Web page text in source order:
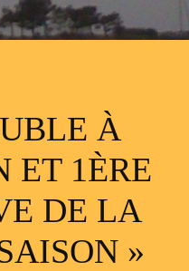
À
ET 1ÈRE
DE LA
»